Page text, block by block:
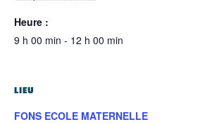
Heure :
9 h 00 min - 12 h 00 min
LIEU
FONS ECOLE MATERNELLE